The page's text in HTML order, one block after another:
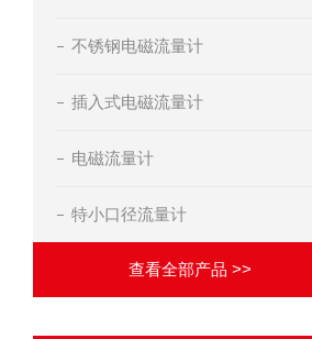
不锈钢电磁流量计
插入式电磁流量计
电磁流量计
特小口径流量计
查看全部产品 >>